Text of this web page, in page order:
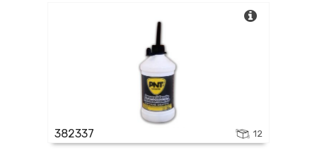
382337 12